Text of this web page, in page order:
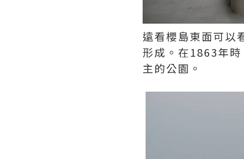
遠看櫻島東面可以
形成。在1863年
主的公園。